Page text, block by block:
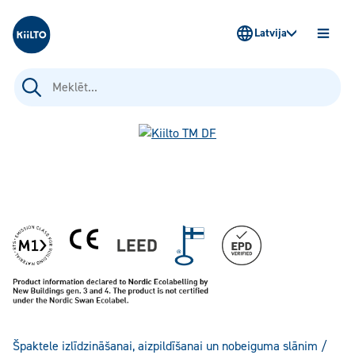
Kiilto Latvija
Meklēt:
Latvija
Špaktele izlīdzināšanai, aizpildīšanai un nobeiguma slānim /